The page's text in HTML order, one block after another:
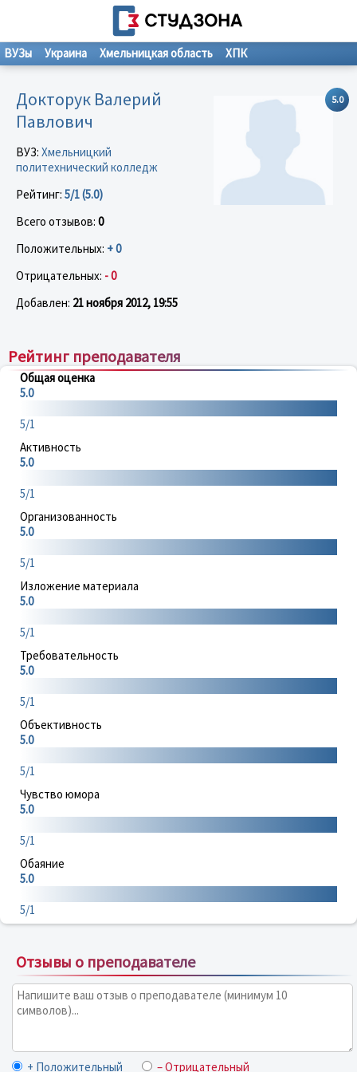
ВУЗы Украина Хмельницкая область ХПК
5.0
Докторук Валерий
Павлович
ВУЗ: Хмельницкий
политехнический колледж
Рейтинг: 5/1 (5.0)
Всего отзывов: 0
Положительных: + 0
Отрицательных: - 0
Добавлен: 21 ноября 2012, 19:55
Рейтинг преподавателя
Общая оценка
5.0
5/1
Активность
5.0
5/1
Организованность
5.0
5/1
Изложение материала
5.0
5/1
Требовательность
5.0
5/1
Объективность
5.0
5/1
Чувство юмора
5.0
5/1
Обаяние
5.0
5/1
Отзывы о преподавателе
+ Положительный – Отрицательный